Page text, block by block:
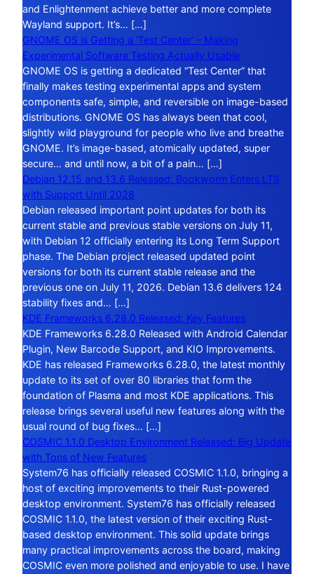
and Enlightenment achieve better and more complete
Wayland support. It’s… […]
GNOME OS is Getting a ‘Test Center’ – Making
Experimental Software Testing Actually Usable
GNOME OS is getting a dedicated “Test Center” that
finally makes testing experimental apps and system
components safe, simple, and reversible on image-based
distributions. GNOME OS has always been that cool,
slightly wild playground for people who live and breathe
GNOME. It’s image-based, atomically updated, super
secure… and until now, a bit of a pain… […]
Debian 12.15 and 13.6 Released: Bookworm Enters LTS
with Support Until 2028
Debian released important point updates for both its
current stable and previous stable versions on July 11,
with Debian 12 officially entering its Long Term Support
phase. The Debian project released updated point
versions for both its current stable release and the
previous one on July 11, 2026. Debian 13.6 delivers 124
stability fixes and… […]
KDE Frameworks 6.28.0 Released: Key Features
KDE Frameworks 6.28.0 Released with Android Calendar
Plugin, New Barcode Support, and KIO Improvements.
KDE has released Frameworks 6.28.0, the latest monthly
update to its set of over 80 libraries that form the
foundation of Plasma and most KDE applications. This
release brings several useful new features along with the
usual round of bug fixes… […]
COSMIC 1.1.0 Desktop Environment Released: Big Update
with Tons of New Features
System76 has officially released COSMIC 1.1.0, bringing a
host of exciting improvements to their Rust-powered
desktop environment. System76 has officially released
COSMIC 1.1.0, the latest version of their exciting Rust-
based desktop environment. This solid update brings
many practical improvements across the board, making
COSMIC even more polished and enjoyable to use. I have